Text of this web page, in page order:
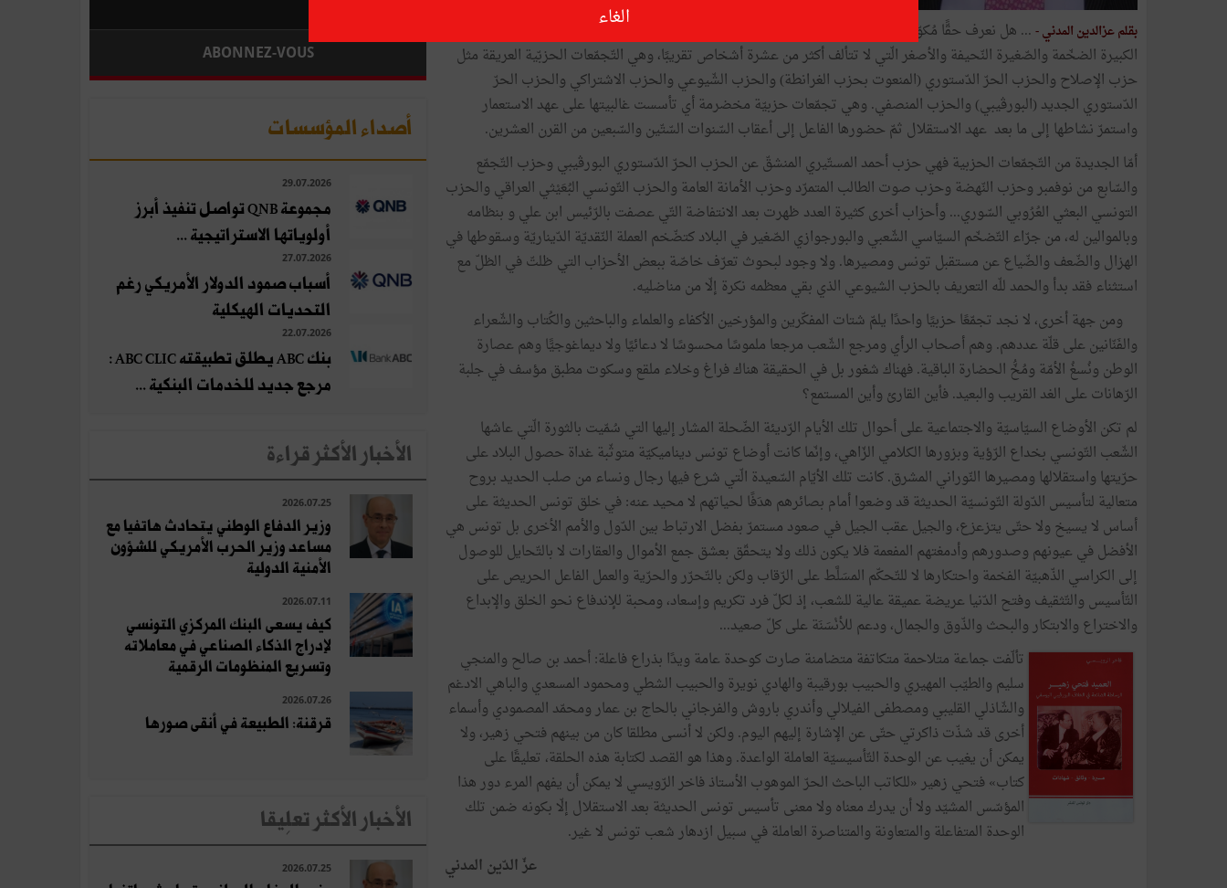
بقلم عزالدين المدني - ... هل نعرف حقًّا مُكوّنات المجمع التّونسي الحديث؟ أقصد بطبيعة الحال التّجمّعات الحزبّية السّياسيّة
الكبيرة الضخّمة والصّغيرة النّحيفة والأصغر الّتي لا تتألف أكثر من عشرة أشخاص تقريبًا، وهي التّجمّعات الحزبّية العريقة مثل
حزب الإصلاح والحزب الحرّ الدّستوري (المنعوت بحزب الغرانطة) والحزب الشّيوعي والحزب الاشتراكي والحزب الحرّ
الدّستوري الجديد (البورڨيبي) والحزب المنصفي. وهي تجمّعات حزبيّة مخضرمة أي تأسست غالبيتها على عهد الاستعمار
واستمرّ نشاطها إلى ما بعد عهد الاستقلال ثمّ حضورها الفاعل إلى أعقاب السّنوات السّتّين والسّبعين من القرن العشرين.
أمّا الجديدة من التّجمّعات الحزبية فهي حزب أحمد المستّيري المنشقّ عن الحزب الحرّ الدّستوري البورڤيبي وحزب التّجمّع
والسّابع من نوفمبر وحزب النّهضة وحزب صوت الطالب المتمرّد وحزب الأمانة العامة والحزب التّونسي البُعَيْثي العراقي والحزب
التونسي البعثي العُرُوبي السّوري... وأحزاب أخرى كثيرة العدد ظهرت بعد الانتفاضة التّي عصفت بالرّئيس ابن علي و بنظامه
وبالموالين له، من جرّاء التّضخّم السيّاسي الشّعبي والبورجوازي الصّغير في البلاد كتضّخم العملة النّقديّة الدّيناريّة وسقوطها في
الهزال والضّعف والضّياع عن مستقبل تونس ومصيرها. ولا وجود لبحوث تعرّف خاصّة ببعض الأحزاب التي ظلتّ في الظلّ مع
استثناء فقد بدأ والحمد للّه التعريف بالحزب الشيوعي الذي بقي معظمه نكرة إلّا من مناضليه.
ومن جهة أخرى، لا نجد تجمّعًا حزبيًا واحدًا يلمّ شتات المفكّرين والمؤرخين الأكفاء والعلماء والباحثين والكُتاب والشّعراء
والفَنّانين على قلّة عددهم. وهم أصحاب الرأي ومرجع الشّعب مرجعا ملموسًا محسوسًا لا دعائيًا ولا ديماغوجيًّا وهم عصارة
الوطن ونُسغُ الأمّة ومُخُّ الحضارة الباقية. فهناك شغور بل في الحقيقة هناك فراغ وخلاء ملقع وسكوت مطبق مؤسف في جلبة
الرّهانات على الغد القريب والبعيد. فأين القارئ وأين المستمع؟
لم تكن الأوضاع السيّاسيّة والاجتماعية على أحوال تلك الأيام الرّديئة الضّحلة المشار إليها التي سُمّيت بالثورة الّتي عاشها
الشّعب التّونسي بخداع الرّؤية وبزورها الكلامي الزّاهي، وإنّما كانت أوضاع تونس ديناميكيّة متوثّبة غداة حصول البلاد على
حرّيتها واستقلالها ومصيرها النّوراني المشرق. كانت تلك الأيّام السّعيدة الّتي شرع فيها رجال ونساء من صلب الحديد بروح
متعالية لتأسيس الدّولة التّونسيّة الحديثة قد وضعوا أمام بصائرهم هدَفًا لحياتهم لا محيد عنه: في خلق تونس الحديثة على
أساس لا يسيخ ولا حتّى يتزعزع، والجيل عقب الجيل في صعود مستمرّ بفضل الارتباط بين الدّول والأمم الأخرى بل تونس هي
الأفضل في عيونهم وصدورهم وأدمغتهم المفعمة فلا يكون ذلك ولا يتحقّق بعشق جمع الأموال والعقارات لا بالتّحايل للوصول
إلى الكراسي الذّهبيّة الفخمة واحتكارها لا للتّحكّم المسَلَّط على الرّقاب ولكن بالتّحرّر والحرّية والعمل الفاعل الحريص على
التّأسيس والتّثقيف وفتح الدّنيا عريضة عميقة عالية للشعب، إذ لكلّ فرد تكريم وإسعاد، ومحبة للإندفاع نحو الخلق والإبداع
والاختراع والابتكار والبحث والذّوق والجمال، ودعم للأنْسَنَة على كلّ صعيد...
تألّفت جماعة متلاحمة متكاتفة متضامنة صارت كوحدة عامة ويدًا بذراع فاعلة: أحمد بن صالح والمنجي
سليم والطيّب المهيري والحبيب بورقيبة والهادي نويرة والحبيب الشطي ومحمود المسعدي والباهي الادغم
والشّاذلي القليبي ومصطفى الفيلالي وأندري باروش والفرجاني بالحاج بن عمار ومحمّد المصمودي وأسماء
أخرى قد شذّت ذاكرتي حتّى عن الإشارة إليهم اليوم. ولكن لا أنسى مطلقا كان من بينهم فتحي زهير، ولا
يمكن أن يغيب عن الوحدة التّأسيسيّة العاملة الواعدة. وهذا هو القصد لكتابة هذه الحلقة، تعليقًا على
كتاب» فتحي زهير «للكاتب الباحث الحرّ الموهوب الأستاذ فاخر الرّويسي لا يمكن أن يفهم المرء دور هذا
المؤسّس المشيّد ولا أن يدرك معناه ولا معنى تأسيس تونس الحديثة بعد الاستقلال إلّا بكونه ضمن تلك
الوحدة المتفاعلة والمتعاونة والمتناصرة العاملة في سبيل ازدهار شعب تونس لا غير.
عزّ الدّين المدني
ABONNEZ-VOUS
أصداء المؤسسات
29.07.2026
مجموعة QNB تواصل تنفيذ أبرز
أولوياتها الاستراتيجية ...
27.07.2026
أسباب صمود الدولار الأمريكي رغم
التحديات الهيكلية
22.07.2026
بنك ABC يطلق تطبيقته ABC CLIC :
مرجع جديد للخدمات البنكية ...
الأخبار الأكثر قراءة
2026.07.25
وزير الدفاع الوطني يتحادث هاتفيا مع
مساعد وزير الحرب الأمريكي للشؤون
الأمنية الدولية
2026.07.11
كيف يسعى البنك المركزي التونسي
لإدراج الذكاء الصناعي في معاملاته
وتسريع المنظومات الرقمية
2026.07.26
قرقنة: الطبيعة في أنقى صورها
الأخبار الأكثر تعلِيقا
2026.07.25
الغاء